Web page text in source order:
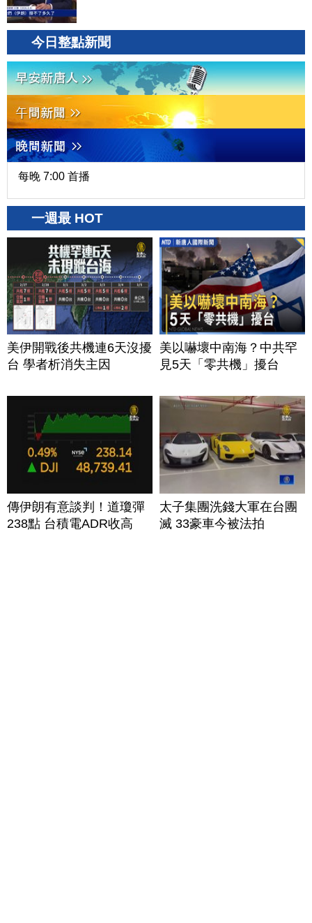
今日整點新聞
每晚 7:00 首播
一週最 HOT
美伊開戰後共機連6天沒擾
台 學者析消失主因
美以嚇壞中南海？中共罕
見5天「零共機」擾台
傳伊朗有意談判！道瓊彈
238點 台積電ADR收高
太子集團洗錢大軍在台團
滅 33豪車今被法拍